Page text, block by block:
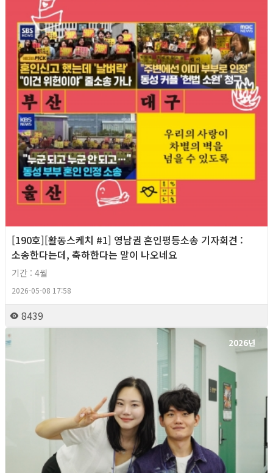
[190호][활동스케치 #1] 영남권 혼인평등소송 기자회견​ :
소송한다는데, 축하한다는 말이 나오네요
기간 : 4월
2026-05-08 17:58
8439
2026년